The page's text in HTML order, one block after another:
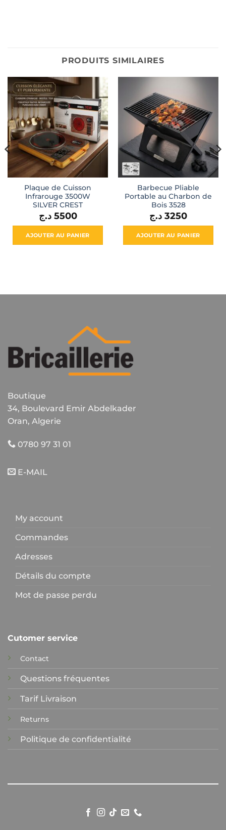
PRODUITS SIMILAIRES
Plaque de Cuisson
Infrarouge 3500W
SILVER CREST
5500 د.ج
AJOUTER AU PANIER
Barbecue Pliable
Portable au Charbon de
Bois 3528
3250 د.ج
AJOUTER AU PANIER
Boutique
34, Boulevard Emir Abdelkader
Oran, Algerie
0780 97 31 01
E-MAIL
My account
Commandes
Adresses
Détails du compte
Mot de passe perdu
Cutomer service
Contact
Questions fréquentes
Tarif Livraison
Returns
Politique de confidentialité